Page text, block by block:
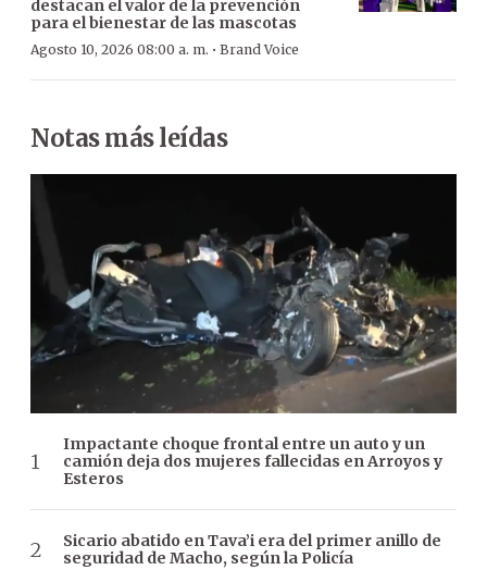
destacan el valor de la prevención
para el bienestar de las mascotas
Agosto 10, 2026 08:00 a. m. · Brand Voice
Notas más leídas
Impactante choque frontal entre un auto y un
camión deja dos mujeres fallecidas en Arroyos y
Esteros
Sicario abatido en Tava’i era del primer anillo de
seguridad de Macho, según la Policía